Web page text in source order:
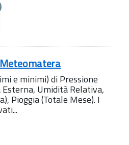
e minimi) di Pressione
Umidità Relativa,
Pioggia (Totale Mese). I